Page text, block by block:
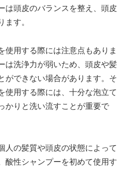
は頭皮のバランスを整え、頭皮
ます。
使用する際には注意点もありま
は洗浄力が弱いため、頭皮や髪
ができない場合があります。そ
使用する際には、十分な泡立て
かりと洗い流すことが重要で
人の髪質や頭皮の状態によって
酸性シャンプーを初めて使用す